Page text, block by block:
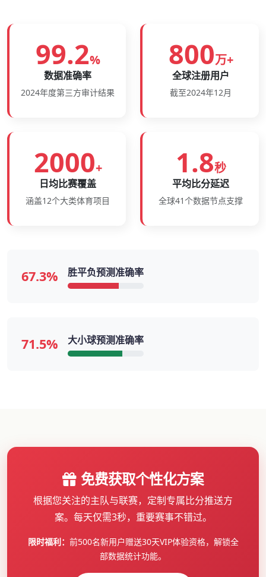
99.2%
数据准确率
2024年度第三方审计结果
800万+
全球注册用户
截至2024年12月
2000+
日均比赛覆盖
涵盖12个大类体育项目
1.8秒
平均比分延迟
全球41个数据节点支撑
67.3% 胜平负预测准确率
71.5% 大小球预测准确率
免费获取个性化方案
根据您关注的主队与联赛，定制专属比分推送方
案。每天仅需3秒，重要赛事不错过。
限时福利： 前500名新用户赠送30天VIP体验资格，解锁全
部数据统计功能。